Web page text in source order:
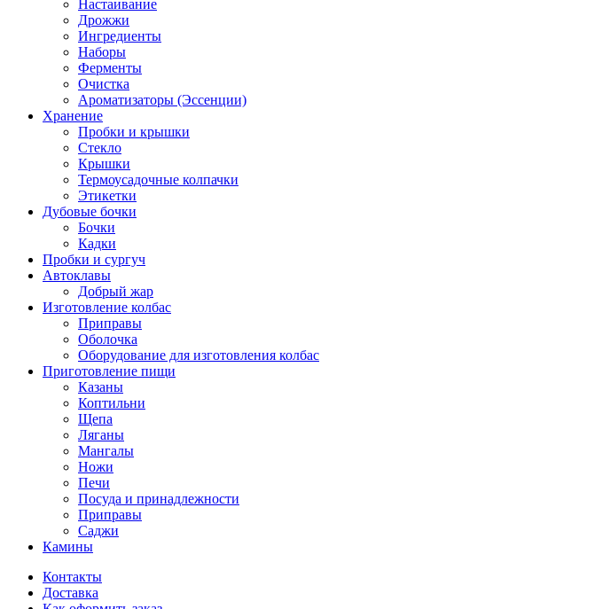
Настаивание
Дрожжи
Ингредиенты
Наборы
Ферменты
Очистка
Ароматизаторы (Эссенции)
Хранение
Пробки и крышки
Стекло
Крышки
Термоусадочные колпачки
Этикетки
Дубовые бочки
Бочки
Кадки
Пробки и сургуч
Автоклавы
Добрый жар
Изготовление колбас
Приправы
Оболочка
Оборудование для изготовления колбас
Приготовление пищи
Казаны
Коптильни
Щепа
Ляганы
Мангалы
Ножи
Печи
Посуда и принадлежности
Приправы
Саджи
Камины
Контакты
Доставка